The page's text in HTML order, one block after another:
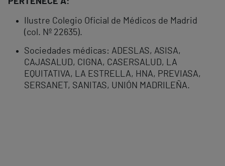
Ilustre Colegio Oficial de Médicos de Madrid
(col. Nº 22635).
Sociedades médicas: ADESLAS, ASISA,
CAJASALUD, CIGNA, CASERSALUD, LA
EQUITATIVA, LA ESTRELLA, HNA, PREVIASA,
SERSANET, SANITAS, UNIÓN MADRILEÑA.